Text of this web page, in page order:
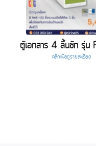
ตู้เอกสาร 4 ลิ้นชัก รุ่
คลิกเพื่อดูรายละเอียด